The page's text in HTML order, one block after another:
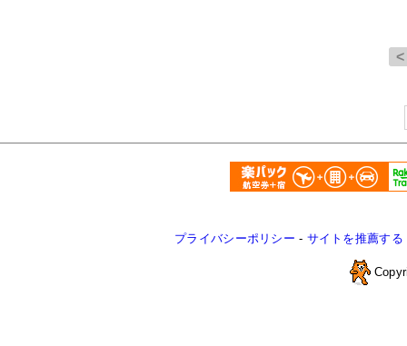
プライバシーポリシー - サイトを推薦する